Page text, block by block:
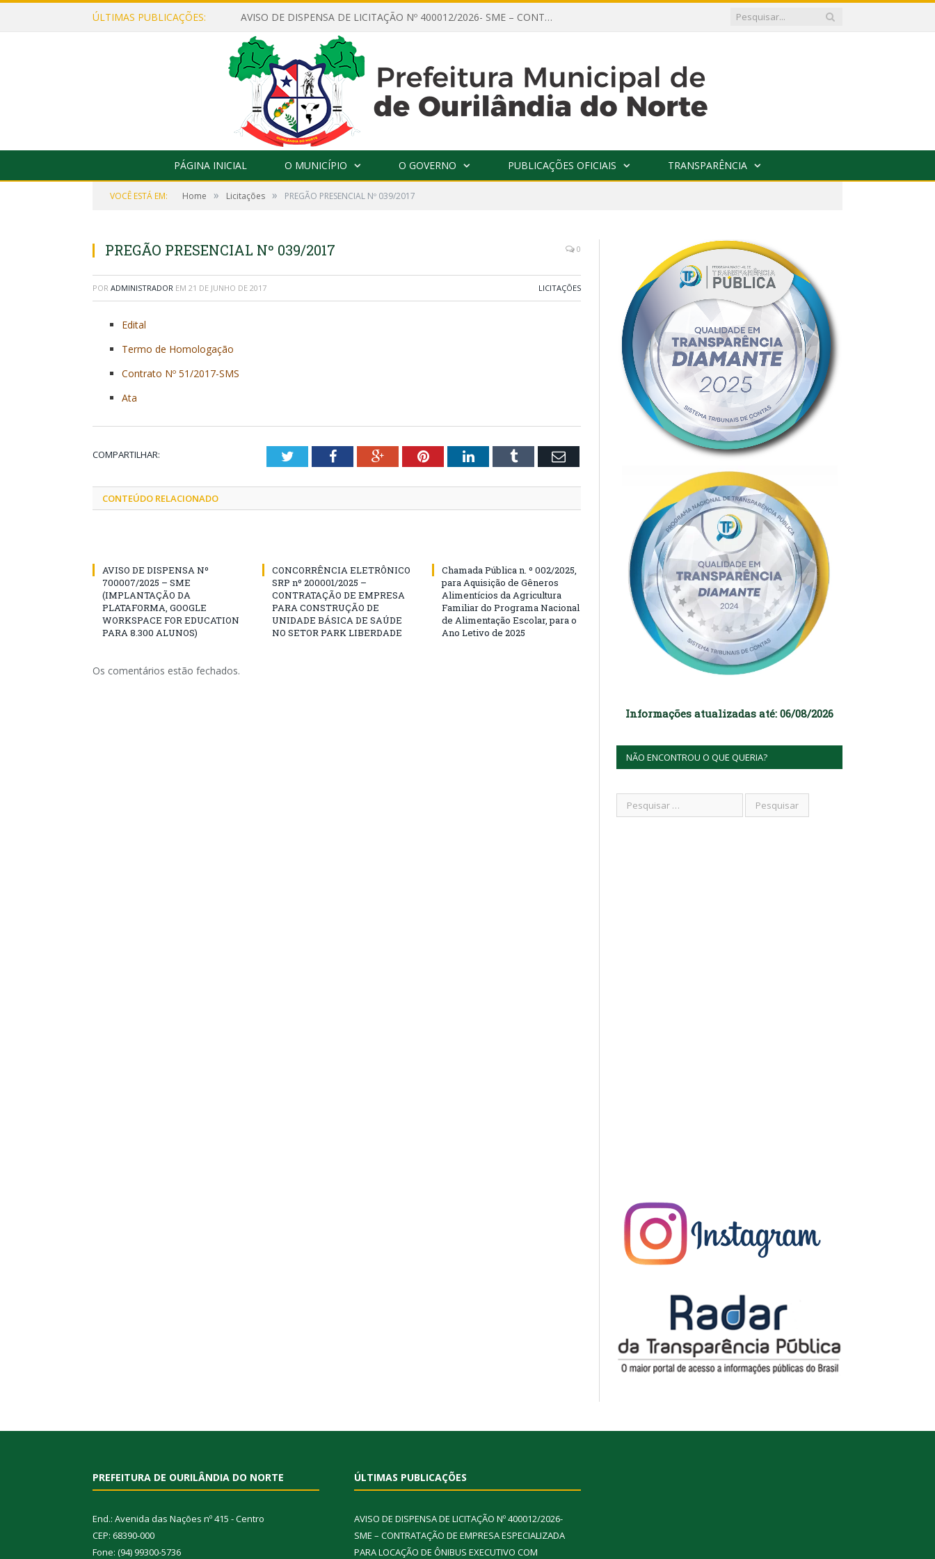
ÚLTIMAS PUBLICAÇÕES: AVISO DE DISPENSA DE LICITAÇÃO Nº 400012/2026- SME – CONTRATAÇÃO DE EMPRESA ESPECIALIZADA PARA LOCAÇÃO DE ÔNIBUS EXECUTIVO COM CAPACIDADE DE 60 (SESSENTA) POLTRONAS, PARA TRANSPORTAR PROFESSORES RESPONSÁVEIS E ALUNOS PARA BRASÍLIA, COM SAÍDA DIA 10/08/2026 E RETORNO DIA 14/08/2026
PÁGINA INICIAL O MUNICÍPIO O GOVERNO PUBLICAÇÕES OFICIAIS TRANSPARÊNCIA
VOCÊ ESTÁ EM: Home » Licitações » PREGÃO PRESENCIAL Nº 039/2017
PREGÃO PRESENCIAL Nº 039/2017 0
POR ADMINISTRADOR EM 21 DE JUNHO DE 2017 LICITAÇÕES
Edital
Termo de Homologação
Contrato Nº 51/2017-SMS
Ata
COMPARTILHAR: TwitterFacebookGoogle+PinterestLinkedInTumblr Email
CONTEÚDO RELACIONADO
AVISO DE DISPENSA Nº
700007/2025 – SME
(IMPLANTAÇÃO DA
PLATAFORMA, GOOGLE
WORKSPACE FOR EDUCATION
PARA 8.300 ALUNOS)
CONCORRÊNCIA ELETRÔNICO
SRP nº 200001/2025 –
CONTRATAÇÃO DE EMPRESA
PARA CONSTRUÇÃO DE
UNIDADE BÁSICA DE SAÚDE
NO SETOR PARK LIBERDADE
Chamada Pública n. º 002/2025,
para Aquisição de Gêneros
Alimentícios da Agricultura
Familiar do Programa Nacional
de Alimentação Escolar, para o
Ano Letivo de 2025
Os comentários estão fechados.
Informações atualizadas até: 06/08/2026
NÃO ENCONTROU O QUE QUERIA?
PREFEITURA DE OURILÂNDIA DO NORTE
End.: Avenida das Nações nº 415 - Centro
CEP: 68390-000
Fone: (94) 99300-5736
ÚLTIMAS PUBLICAÇÕES
AVISO DE DISPENSA DE LICITAÇÃO Nº 400012/2026-
SME – CONTRATAÇÃO DE EMPRESA ESPECIALIZADA
PARA LOCAÇÃO DE ÔNIBUS EXECUTIVO COM